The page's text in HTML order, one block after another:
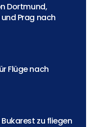
Dortmund,
Prag nach
Flüge nach
zu fliegen